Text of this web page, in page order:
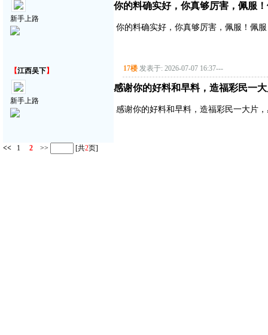
新手上路
你的料确实好，你真够厉害，佩服
你的料确实好，你真够厉害，佩服！佩
【江西吴下】
新手上路
17楼 发表于: 2026-07-07 16:37---
感谢你的好料和早料，造福彩民一
感谢你的好料和早料，造福彩民一大片
<< 1 2 >> [共2页]